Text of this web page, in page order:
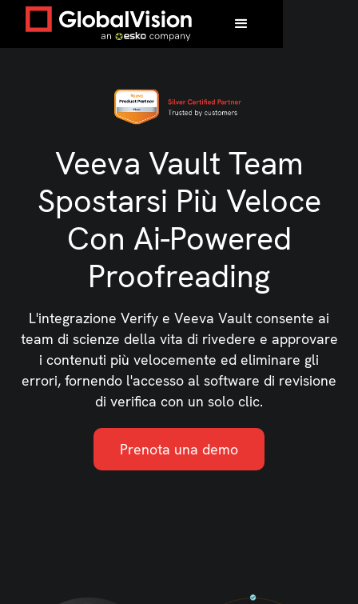
Veeva Vault Team
Spostarsi Più Veloce
Con Ai-Powered
Proofreading
L'integrazione Verify e Veeva Vault consente ai
team di scienze della vita di rivedere e approvare
i contenuti più velocemente ed eliminare gli
errori, fornendo l'accesso al software di revisione
di verifica con un solo clic.
Prenota una demo